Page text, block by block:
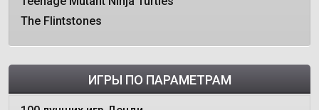
The Flintstones
ИГРЫ ПО ПАРАМЕТРАМ